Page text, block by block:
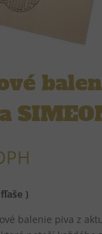
)
balenie piva z